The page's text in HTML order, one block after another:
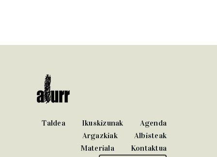
Taldea Ikuskizunak
Agenda
Argazkiak
Albisteak
Materiala
Kontaktua